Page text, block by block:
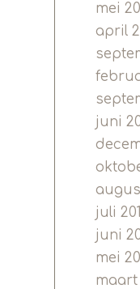
mei
april
juni
juli
juni
mei
maart